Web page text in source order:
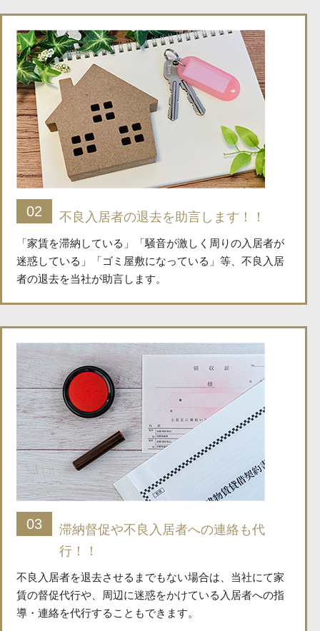
02 不良入居者の退去を助言します！！
「家賃を滞納している」「騒音が激しく周りの入居者が
迷惑している」「ゴミ屋敷になっている」等、不良入居
者の退去を当社が助言します。
03
滞納督促や不良入居者への連絡も代
行！！
不良入居者を退去させるまでもない場合は、当社にて家
賃の督促代行や、周辺に迷惑をかけている入居者への指
導・連絡を代行することもできます。